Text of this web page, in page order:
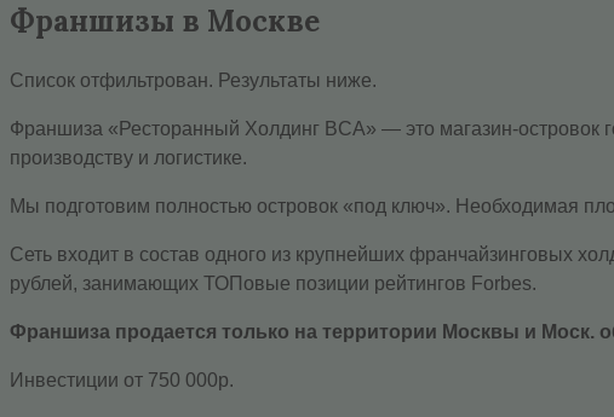
Франшизы в Москве
Список отфильтрован. Результаты ниже.
Франшиза «Ресторанный Холдинг BCA» — это магазин-островок
производству и логистике.
Мы подготовим полностью островок «под ключ». Необходимая
Сеть входит в состав одного из крупнейших франчайзинговых
рублей, занимающих ТОПовые позиции рейтингов Forbes.
Франшиза продается только на территории Москвы и Моск.
Инвестиции от 750 000р.